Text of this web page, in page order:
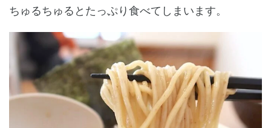
ちゅるちゅるとたっぷり食べてしまいます。